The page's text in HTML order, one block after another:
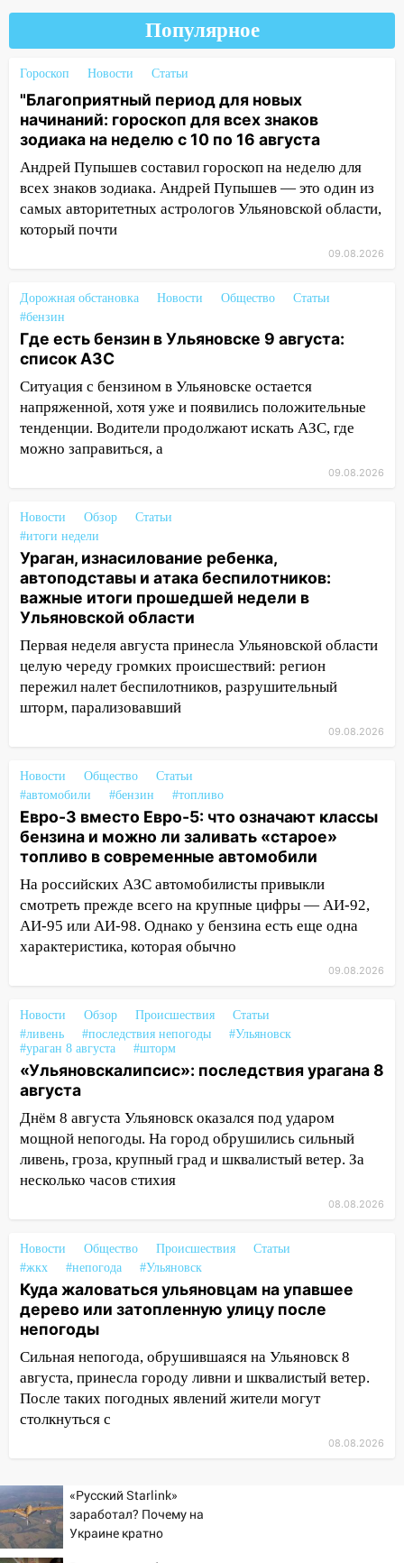
Из-за ливня заблокировано
движение трамваев в Ульяновске
09:15
Ураган, изнасилование ребенка,
автоподставы и атака беспилотников:
важные итоги прошедшей недели в
Ульяновской области
08:20 В Ульяновске восстановили
трамвайную и троллейбусную
инфраструктуру после шторма.
08:19
Внимание! В Цильнинском районе
08:11 На Ульяновск снова надвигается
непогода
07:30 Евро-3 вместо Евро-5: что
означают классы бензина и можно ли
заливать «старое» топливо в
современные автомобили
06:30
Какая погода будет в Ульяновской
области днем 9 августа
измениться: гороскоп на 9 августа —
три знака получат шанс, который нельзя
упустить
08.08.2026
20:10 Во время урагана в Ульяновске на
19:55 В Ульяновске упавшее дерево
заблокировало в машине двух женщин
17:15 В Ульяновской области
ремонтируют девять мостов: один уже
17:00 «Ульяновскалипсис»: последствия
урагана 8 августа
16:38 Прогноз погоды в Ульяновской
области на 9 августа
16:34
Из-за мощной непогоды в
Ульяновске отменили фестиваль «Наше
время»
Мелекесский район первым в
100 тысяч тонн зерна
15:17 В колледжи и техникумы
Ульяновской области подали более 10
тысяч заявлений
15:04 Фоторепортаж с улиц Ульяновска
после шторма: поваленные деревья и
затопленные улицы
14:28 Ураган вырвал остановку на улице
14:26
Жители Ульяновска сами
пытаются расчистить ливнёвки, не
дождавшись коммунальщиков
14:16 Шторм продолжает ломать город:
на улице Любови Шевцовой рухнул
светофор
14:14 Студента из Ульяновска обманули
мошенники под видом преподавателя
Куда жаловаться ульяновцам на
после непогоды
13:59
В Новом городе ураганным
ветром сорвало опалубку со
строящегося дома
Популярное
Гороскоп Новости Статьи
"Благоприятный период для новых
начинаний: гороскоп для всех знаков
зодиака на неделю с 10 по 16 августа
Андрей Пупышев составил гороскоп на неделю для
всех знаков зодиака. Андрей Пупышев — это один из
самых авторитетных астрологов Ульяновской области,
который почти
09.08.2026
Дорожная обстановка Новости Общество
Статьи
#бензин
Где есть бензин в Ульяновске 9 августа:
список АЗС
Ситуация с бензином в Ульяновске остается
напряженной, хотя уже и появились положительные
тенденции. Водители продолжают искать АЗС, где
можно заправиться, а
09.08.2026
Новости Обзор
Статьи
#итоги недели
Ураган, изнасилование ребенка,
автоподставы и атака беспилотников:
важные итоги прошедшей недели в
Ульяновской области
Первая неделя августа принесла Ульяновской области
целую череду громких происшествий: регион
пережил налет беспилотников, разрушительный
шторм, парализовавший
09.08.2026
Новости Общество
Статьи
#автомобили
#бензин #топливо
Евро-3 вместо Евро-5: что означают классы
бензина и можно ли заливать «старое»
топливо в современные автомобили
На российских АЗС автомобилисты привыкли
смотреть прежде всего на крупные цифры — АИ-92,
АИ-95 или АИ-98. Однако у бензина есть еще одна
характеристика, которая обычно
09.08.2026
Новости Обзор Происшествия
Статьи
#ливень
#последствия непогоды
#Ульяновск
#ураган 8 августа
#шторм
«Ульяновскалипсис»: последствия урагана 8
августа
Днём 8 августа Ульяновск оказался под ударом
мощной непогоды. На город обрушились сильный
ливень, гроза, крупный град и шквалистый ветер. За
несколько часов стихия
08.08.2026
Новости Общество Происшествия
Статьи
#жкх
#непогода #Ульяновск
Куда жаловаться ульяновцам на упавшее
дерево или затопленную улицу после
непогоды
Сильная непогода, обрушившаяся на Ульяновск 8
августа, принесла городу ливни и шквалистый ветер.
После таких погодных явлений жители могут
столкнуться с
08.08.2026
«Русский Starlink»
заработал? Почему на
Украине кратно